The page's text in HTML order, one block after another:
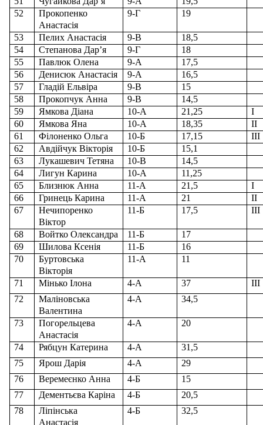
52
Прокопенко
Анастасія
9-Г 19
53 Пелих Анастасія 9-В
18,5
54
Степанова Дар’я 9-Г
18
55
Павлюк Олена 9-А
17,5
56
Денисюк Анастасія 9-А
16,5
57
Гладій Ельвіра 9-В
15
58
Прокопчук Анна 9-В
14,5
59
Ямкова Діана 10-А 21,25
І
60
Ямкова Яна 10-А 18,35
ІІ
61
Філоненко Ольга 10-Б 17,15
ІІІ
62
Авдійчук Вікторія 10-Б
15,1
63
Лукашевич Тетяна 10-В
14,5
64
Лигун Карина 10-А
11,25
65
Близнюк Анна 11-А 21,5
І
66
Гринець Карина 11-А 21
ІІ
67
Нечипоренко
Віктор
11-Б 17,5 ІІІ
68 Войтко Олександра 11-Б
17
69
Шилова Ксенія 11-Б
16
70
Буртовська
Вікторія
11-А 11
71 Мінько Ілона 4-А 37
ІІІ
72
Маліновська
Валентина
4-А 34,5
73
Погорельцева
Анастасія
4-А 20
74 Рябцун Катерина 4-А
31,5
75 Ярош Дарія 4-А
29
76 Веремеєнко Анна 4-Б
15
77 Дементьєва Каріна 4-Б
20,5
78
Ліпінська
Анастасія
4-Б 32,5